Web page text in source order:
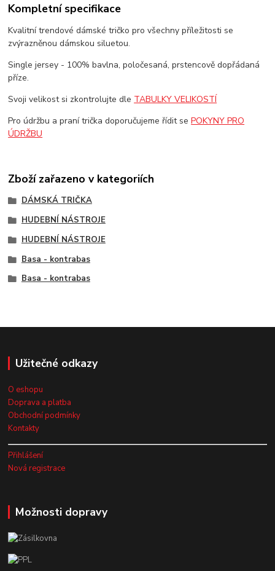
Kompletní specifikace
Kvalitní trendové dámské tričko pro všechny příležitosti se
zvýrazněnou dámskou siluetou.
Single jersey - 100% bavlna, poločesaná, prstencově dopřádaná
příze.
Svoji velikost si zkontrolujte dle TABULKY VELIKOSTÍ
Pro údržbu a praní trička doporučujeme řídit sePOKYNY PRO
ÚDRŽBU
Zboží zařazeno v kategoriích
DÁMSKÁ TRIČKA
HUDEBNÍ NÁSTROJE
HUDEBNÍ NÁSTROJE
Basa - kontrabas
Basa - kontrabas
Užitečné odkazy
O eshopu
Doprava a platba
Obchodní podmínky
Kontakty
Přihlášení
Nová registrace
Možnosti dopravy